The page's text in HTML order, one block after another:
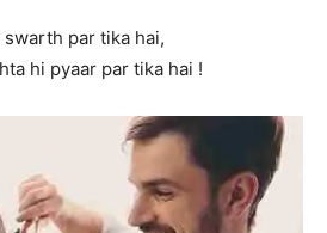
par tika hai,
hi pyaar par tika hai !